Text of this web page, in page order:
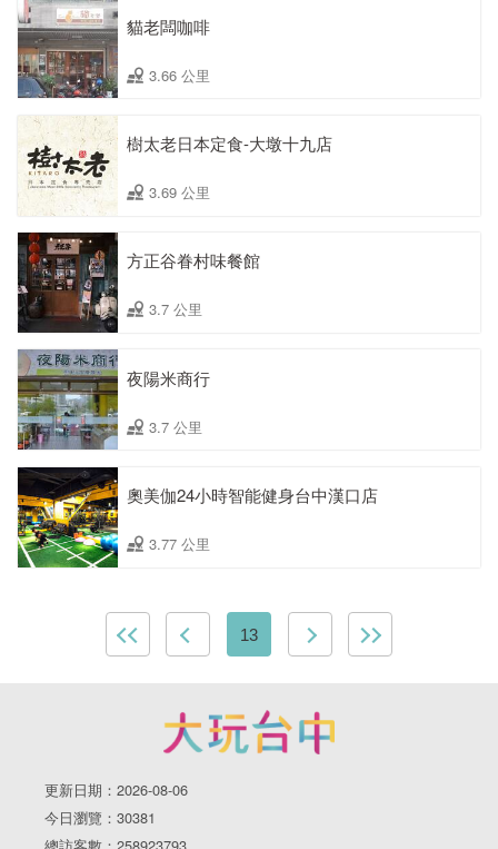
貓老闆咖啡
3.66 公里
樹太老日本定食-大墩十九店
3.69 公里
方正谷眷村味餐館
3.7 公里
夜陽米商行
3.7 公里
奧美伽24小時智能健身台中漢口店
3.77 公里
13
更新日期：2026-08-06
今日瀏覽：30381